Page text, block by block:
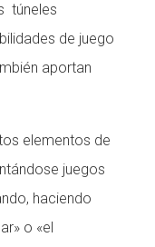
túneles
de juego
aportan
elementos de
juegos
haciendo
o «el